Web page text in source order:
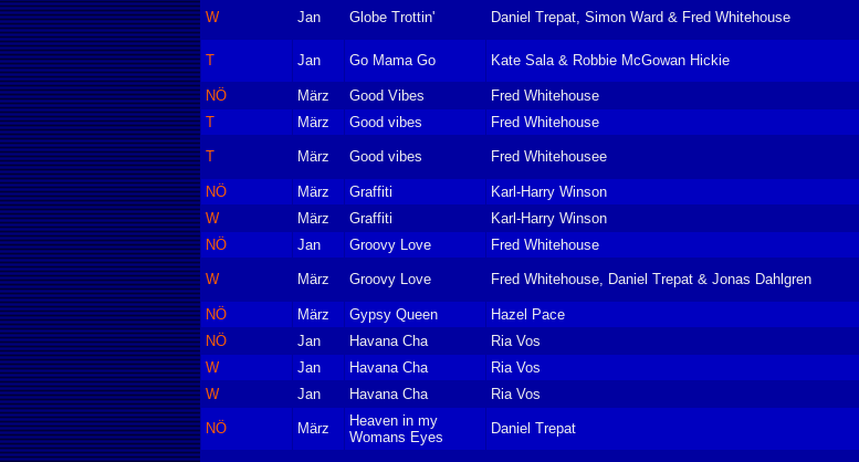
W Jan Globe Trottin' Daniel Trepat, Simon Ward & Fred Whitehouse
T Jan Go Mama Go Kate Sala & Robbie McGowan Hickie
NÖ März Good Vibes Fred Whitehouse
T
März Good vibes Fred Whitehouse
T März Good vibes Fred Whitehousee
NÖ März Graffiti Karl-Harry Winson
W
März Graffiti Karl-Harry Winson
NÖ
Jan Groovy Love Fred Whitehouse
W März Groovy Love Fred Whitehouse, Daniel Trepat & Jonas Dahlgren
NÖ
März Gypsy Queen Hazel Pace
NÖ
Jan Havana Cha Ria Vos
W
Jan Havana Cha Ria Vos
W
Jan Havana Cha Ria Vos
NÖ März
Heaven in my
Womans Eyes
Daniel Trepat